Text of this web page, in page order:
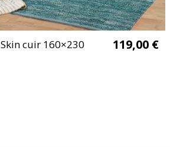
Skin cuir 160×230 119,00 €